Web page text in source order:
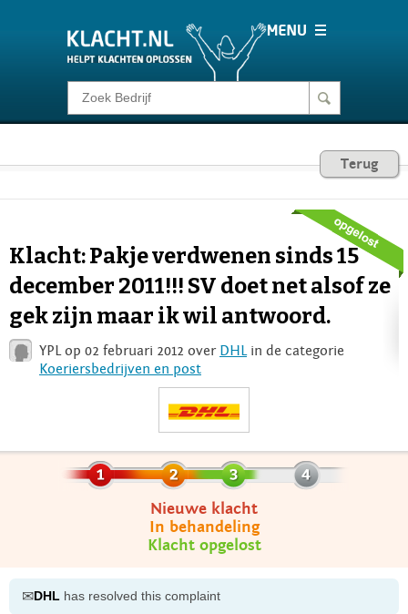
Klacht melden
Consumentenrecht
Voor Bedrijven
Terug
Klacht: Pakje verdwenen sinds 15
december 2011!!! SV doet net alsof ze
gek zijn maar ik wil antwoord.
YPL op 02 februari 2012 over DHL in de categorie
Koeriersbedrijven en post
Nieuwe klacht
In behandeling
Klacht opgelost
✉DHL has resolved this complaint